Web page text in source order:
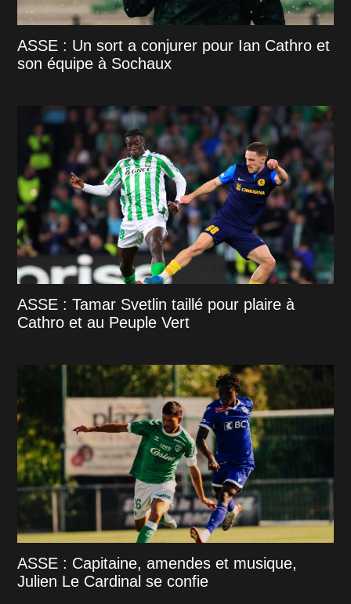
ASSE : Un sort a conjurer pour Ian Cathro et
son équipe à Sochaux
ASSE : Tamar Svetlin taillé pour plaire à
Cathro et au Peuple Vert
ASSE : Capitaine, amendes et musique,
Julien Le Cardinal se confie